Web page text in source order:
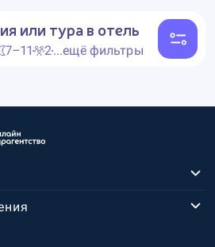
или тура в отель
7–11 2...ещё фильтры